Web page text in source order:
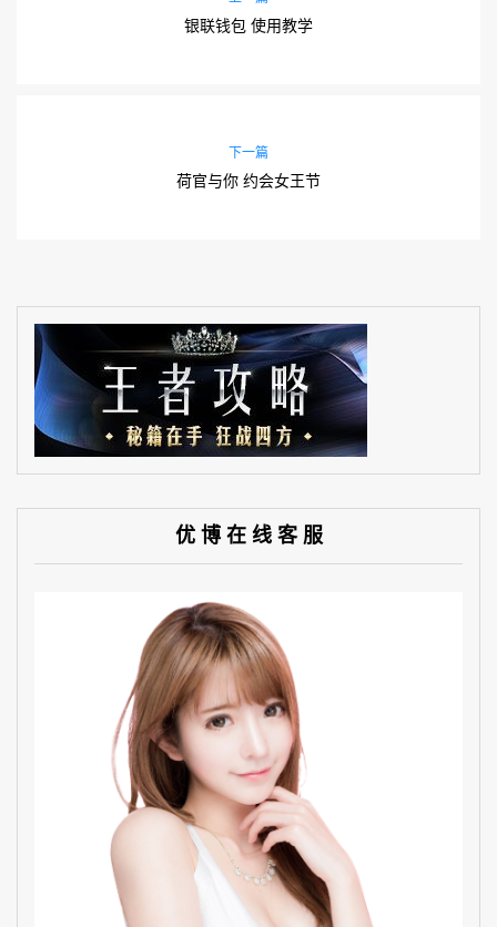
银联钱包 使用教学
下一篇
荷官与你 约会女王节
优 博 在 线 客 服